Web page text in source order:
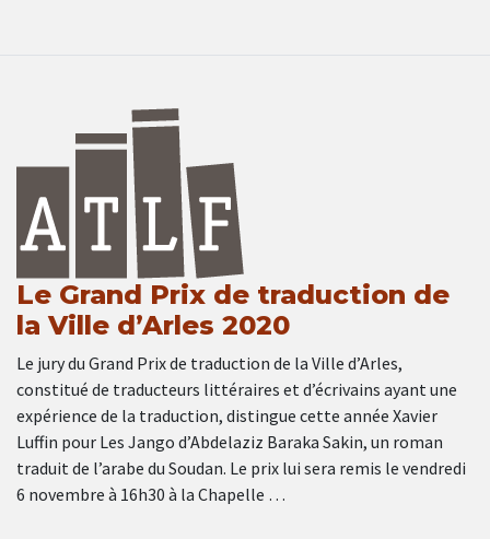
Le Grand Prix de traduction de
la Ville d’Arles 2020
Le jury du Grand Prix de traduction de la Ville d’Arles,
constitué de traducteurs littéraires et d’écrivains ayant une
expérience de la traduction, distingue cette année Xavier
Luffin pour Les Jango d’Abdelaziz Baraka Sakin, un roman
traduit de l’arabe du Soudan. Le prix lui sera remis le vendredi
6 novembre à 16h30 à la Chapelle …